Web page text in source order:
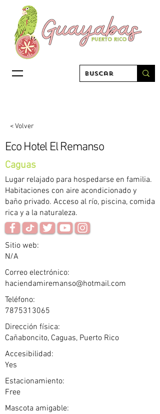
< Volver
Eco Hotel El Remanso
Caguas
Lugar relajado para hospedarse en familia.
Habitaciones con aire acondicionado y
baño privado. Acceso al río, piscina, comida
rica y a la naturaleza.
Sitio web:
N/A
Correo electrónico:
haciendamiremanso@hotmail.com
Teléfono:
7875313065
Dirección física:
Cañaboncito, Caguas, Puerto Rico
Accesibilidad:
Yes
Estacionamiento:
Free
Mascota amigable: